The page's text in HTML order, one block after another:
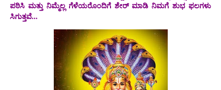
ಪಠಿಸಿ ಮತ್ತು ನಿಮ್ಮೆಲ್ಲ ಗೆಳೆಯರೊಂದಿಗೆ ಶೇರ್ ಮಾಡಿ ನಿಮಗೆ ಶುಭ ಫಲಗಳು
ಸಿಗುತ್ತವೆ...